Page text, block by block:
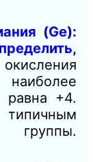
(Ge):
равна +4.
типичным